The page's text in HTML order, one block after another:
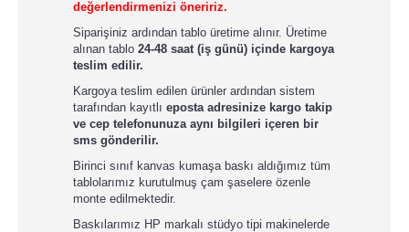
değerlendirmenizi öneririz.
Siparişiniz ardından tablo üretime alınır. Üretime
alınan tablo 24-48 saat (iş günü) içinde kargoya
teslim edilir.
Kargoya teslim edilen ürünler ardından sistem
tarafından kayıtlı eposta adresinize kargo takip
ve cep telefonunuza aynı bilgileri içeren bir
sms gönderilir.
Birinci sınıf kanvas kumaşa baskı aldığımız tüm
tablolarımız kurutulmuş çam şaselere özenle
monte edilmektedir.
Baskılarımız HP markalı stüdyo tipi makinelerde